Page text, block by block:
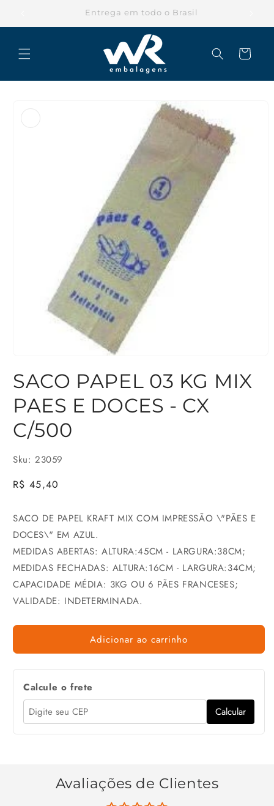
conteúdo
Parcele suas compras em até 12x
Carrinho
mídia
1
na
janela
SACO PAPEL 03 KG MIX
PAES E DOCES - CX
C/500
Sku: 23059
Preço
R$ 45,40
SACO DE PAPEL KRAFT MIX COM IMPRESSÃO \"PÃES E
DOCES\" EM AZUL.
MEDIDAS ABERTAS: ALTURA:45CM - LARGURA:38CM;
MEDIDAS FECHADAS: ALTURA:16CM - LARGURA:34CM;
CAPACIDADE MÉDIA: 3KG OU 6 PÃES FRANCESES;
VALIDADE: INDETERMINADA.
Adicionar ao carrinho
Calcule o frete
Calcular
Avaliações de Clientes